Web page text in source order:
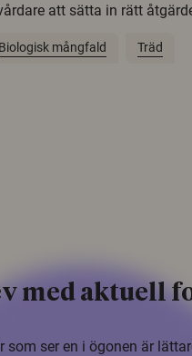
att sätta in rätt
Biologisk mångfald Träd
med aktuell
som ser en i ögonen är